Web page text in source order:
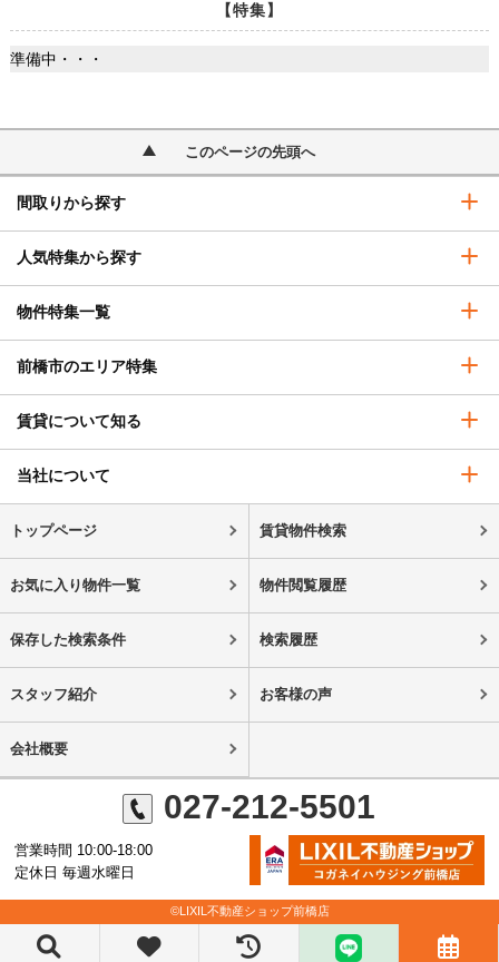
【特集】
準備中・・・
このページの先頭へ
間取りから探す
人気特集から探す
物件特集一覧
前橋市のエリア特集
賃貸について知る
当社について
トップページ 賃貸物件検索
お気に入り物件一覧 物件閲覧履歴
保存した検索条件 検索履歴
スタッフ紹介 お客様の声
会社概要
027-212-5501
営業時間 10:00-18:00
定休日 毎週水曜日
©LIXIL不動産ショップ前橋店